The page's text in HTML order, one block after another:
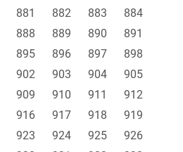
881 882 883
884
888 889 890
891
895 896 897
898
902 903 904
905
909 910 911
912
916 917 918
919
923 924 925
926